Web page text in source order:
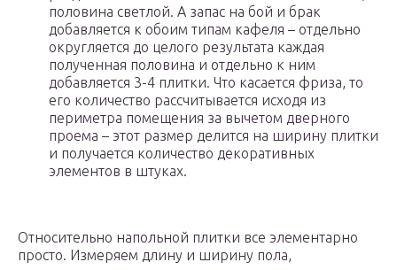
половина светлой. А запас на бой и брак
добавляется к обоим типам кафеля – отдельно
округляется до целого результата каждая
полученная половина и отдельно к ним
добавляется 3-4 плитки. Что касается фриза, то
его количество рассчитывается исходя из
периметра помещения за вычетом дверного
проема – этот размер делится на ширину плитки
и получается количество декоративных
элементов в штуках.
Относительно напольной плитки все элементарно
просто. Измеряем длину и ширину пола,